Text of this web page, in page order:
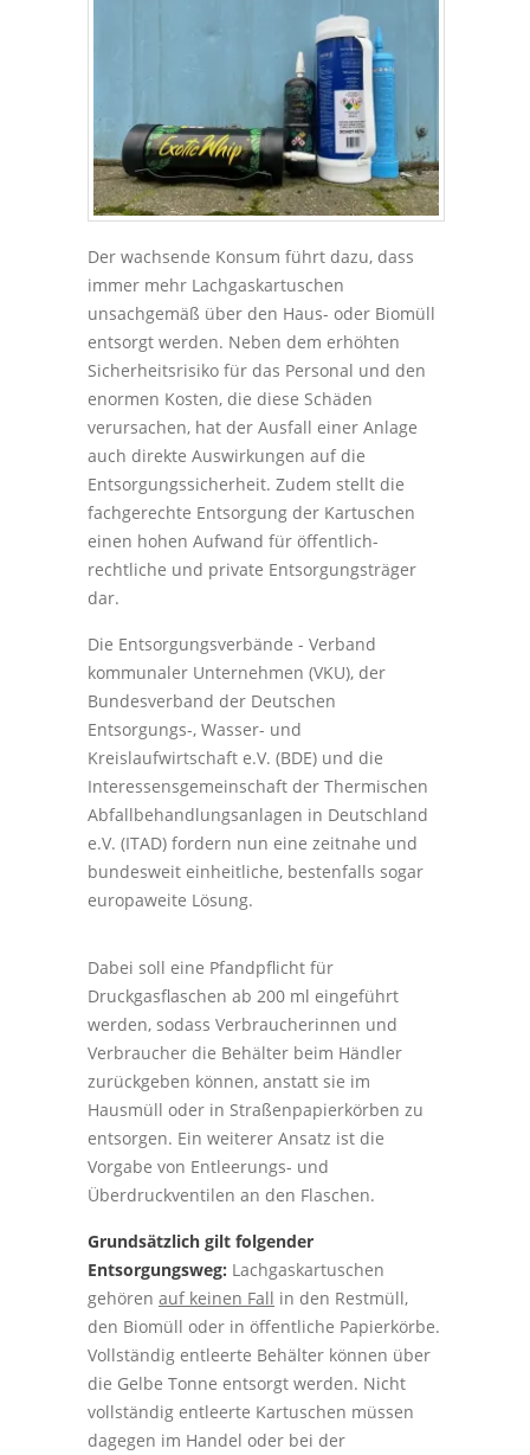
Der wachsende Konsum führt dazu, dass
immer mehr Lachgaskartuschen
unsachgemäß über den Haus- oder Biomüll
entsorgt werden. Neben dem erhöhten
Sicherheitsrisiko für das Personal und den
enormen Kosten, die diese Schäden
verursachen, hat der Ausfall einer Anlage
auch direkte Auswirkungen auf die
Entsorgungssicherheit. Zudem stellt die
fachgerechte Entsorgung der Kartuschen
einen hohen Aufwand für öffentlich-
rechtliche und private Entsorgungsträger
dar.
Die Entsorgungsverbände - Verband
kommunaler Unternehmen (VKU), der
Bundesverband der Deutschen
Entsorgungs-, Wasser- und
Kreislaufwirtschaft e.V. (BDE) und die
Interessensgemeinschaft der Thermischen
Abfallbehandlungsanlagen in Deutschland
e.V. (ITAD) fordern nun eine zeitnahe und
bundesweit einheitliche, bestenfalls sogar
europaweite Lösung.
Dabei soll eine Pfandpflicht für
Druckgasflaschen ab 200 ml eingeführt
werden, sodass Verbraucherinnen und
Verbraucher die Behälter beim Händler
zurückgeben können, anstatt sie im
Hausmüll oder in Straßenpapierkörben zu
entsorgen. Ein weiterer Ansatz ist die
Vorgabe von Entleerungs- und
Überdruckventilen an den Flaschen.
Grundsätzlich gilt folgender
Entsorgungsweg: Lachgaskartuschen
gehören auf keinen Fall in den Restmüll,
den Biomüll oder in öffentliche Papierkörbe.
Vollständig entleerte Behälter können über
die Gelbe Tonne entsorgt werden. Nicht
vollständig entleerte Kartuschen müssen
dagegen im Handel oder bei der